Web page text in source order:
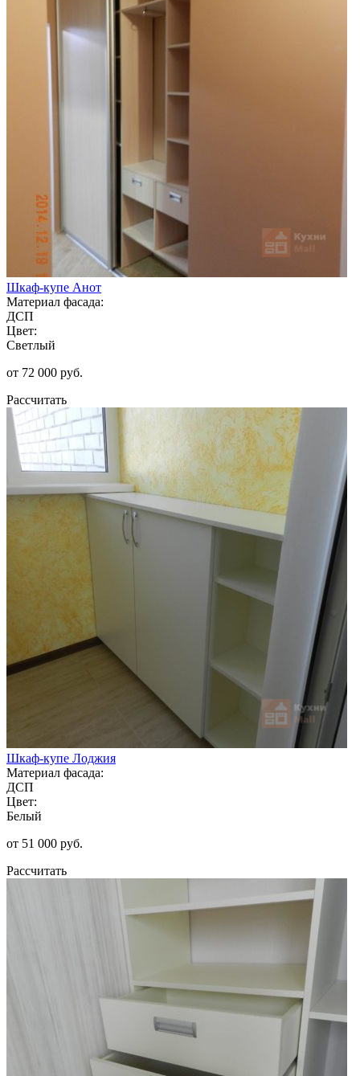
Шкаф-купе Анот
Материал фасада:
ДСП
Цвет:
Светлый
от 72 000 руб.
Рассчитать
Шкаф-купе Лоджия
Материал фасада:
ДСП
Цвет:
Белый
от 51 000 руб.
Рассчитать